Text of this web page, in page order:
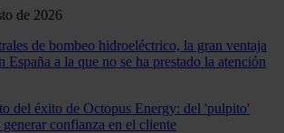
de 2026
de bombeo hidroeléctrico, la gran ventaja
España a la que no se ha prestado la atención
del éxito de Octopus Energy: del 'pulpito'
generar confianza en el cliente